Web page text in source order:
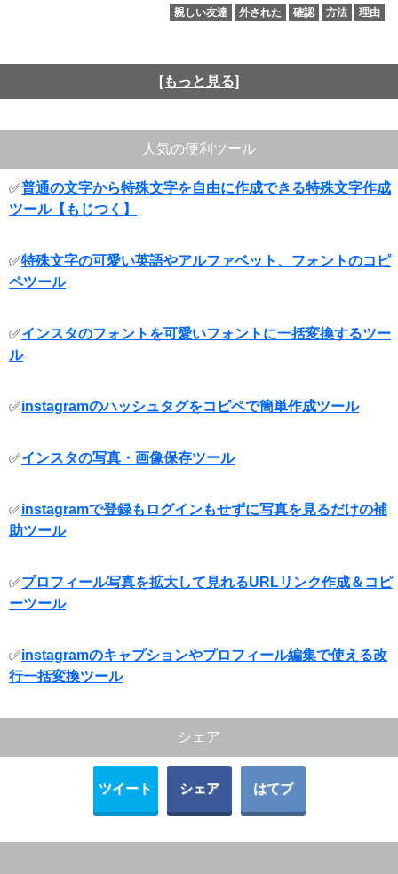
親しい友達 外された 確認 方法 理由
[もっと見る]
人気の便利ツール
✅普通の文字から特殊文字を自由に作成できる特殊文字作成
ツール【もじつく】
✅特殊文字の可愛い英語やアルファベット、フォントのコピ
ペツール
✅インスタのフォントを可愛いフォントに一括変換するツー
ル
✅instagramのハッシュタグをコピペで簡単作成ツール
✅インスタの写真・画像保存ツール
✅instagramで登録もログインもせずに写真を見るだけの補
助ツール
✅プロフィール写真を拡大して見れるURLリンク作成＆コピ
ーツール
✅instagramのキャプションやプロフィール編集で使える改
行一括変換ツール
シェア
ツイート シェア はてブ